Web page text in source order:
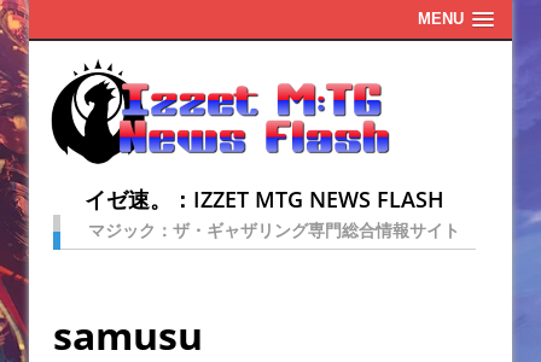
MENU
イゼ速。：IZZET MTG NEWS FLASH
マジック：ザ・ギャザリング専門総合情報サイト
samusu